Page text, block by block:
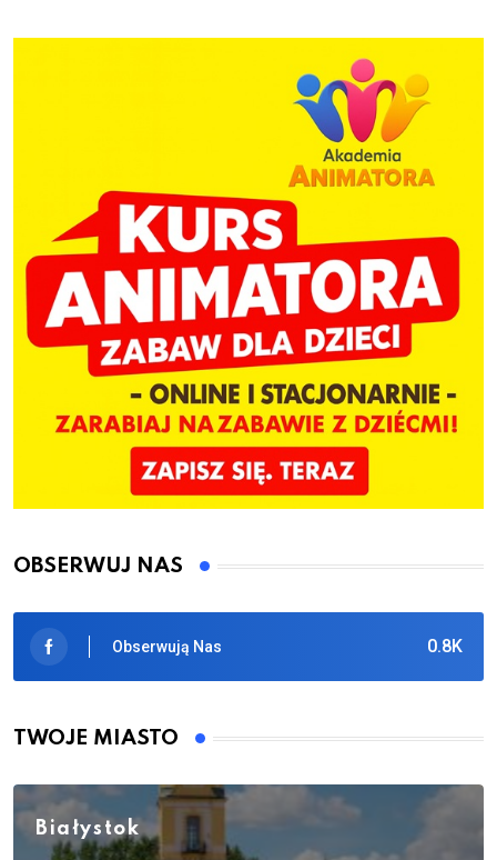
OBSERWUJ NAS
0.8K
Obserwują Nas
TWOJE MIASTO
Białystok